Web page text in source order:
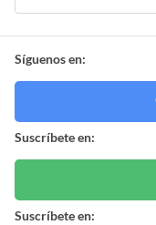
Síguenos en:
Suscríbete en:
Suscríbete en: